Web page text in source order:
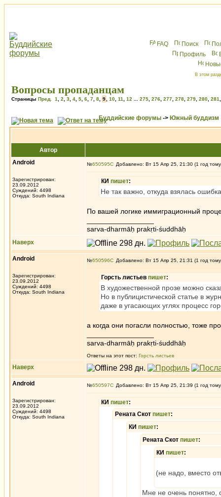
FAQ Поиск
Профиль
В этом
Вопросы пропаданцам
Страницы Пред. 1 2 3 4 5 6 7 8 9 10 11 12 275 276 277 278 279 280 281
Буддийские форумы -> Южный буддизм
Автор
Android
Зарегистрирован:
23.09.2012
Суждений: 4498
Откуда: South Indiana
№650595 Добавлено: Вт 15 Апр 25, 21:30 (1 год
КИ пишет:
Не так важно, откуда взялась
По вашей логике иммиграционный
sarva-dharmāḥ prakṛti-śuddhāḥ
Наверх
Android
Зарегистрирован:
23.09.2012
Суждений: 4498
Откуда: South Indiana
№650596 Добавлено: Вт 15 Апр 25, 21:31 (1 год
Горсть листьев пишет:
В художественной прозе можно
Но в публицистической статье в
даже в угасающих углях процесс
а когда они погасли полностью, тоже
sarva-dharmāḥ prakṛti-śuddhāḥ
Ответы на этот пост: Горсть листьев
Наверх
Android
Зарегистрирован:
23.09.2012
Суждений: 4498
Откуда: South Indiana
№650597 Добавлено: Вт 15 Апр 25, 21:39 (1 год
КИ пишет:
Рената Скот пишет:
КИ пишет:
Рената Скот пишет:
КИ пишет:
(не надо, вместо
Мне не очень понятно,